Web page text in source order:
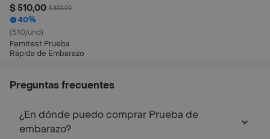
$ 510,00 $ 850,00
40%
(510/und)
Femitest Prueba
Rápida de Embarazo
Preguntas frecuentes
¿En dónde puedo comprar Prueba de
embarazo?